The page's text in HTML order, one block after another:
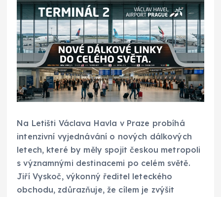
Na Letišti Václava Havla v Praze probíhá
intenzivní vyjednávání o nových dálkových
letech, které by měly spojit českou metropoli
s významnými destinacemi po celém světě.
Jiří Vyskoč, výkonný ředitel leteckého
obchodu, zdůrazňuje, že cílem je zvýšit